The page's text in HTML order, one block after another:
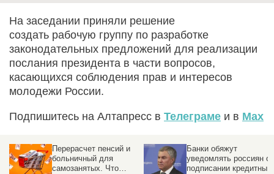
На заседании приняли решение
создать рабочую группу по разработке
законодательных предложений для реализации
послания президента в части вопросов,
касающихся соблюдения прав и интересов
молодежи России.
Подпишитесь на Алтапресс в Телеграме и в Max
Перерасчет пенсий и
больничный для
самозанятых. Что
Банки обяжут
уведомлять россиян о
подписании кредитных